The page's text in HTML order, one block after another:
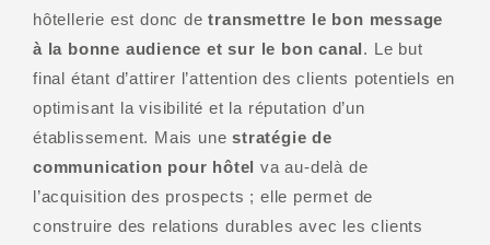
hôtellerie est donc detransmettre le bon message
à la bonne audience et sur le bon canal. Le but
final étant d’attirer l’attention des clients potentiels en
optimisant la visibilité et la réputation d’un
établissement. Mais unestratégie de
communication pour hôtel va au-delà de
l’acquisition des prospects ; elle permet de
construire des relations durables avec les clients